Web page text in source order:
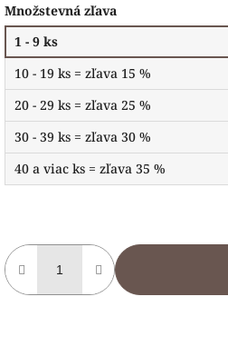
Množstevná zľava
1 - 9 ks
10 - 19 ks = zľava 15 %
20 - 29 ks = zľava 25 %
30 - 39 ks = zľava 30 %
40 a viac ks = zľava 35 %